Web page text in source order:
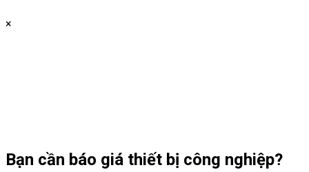
×
Bạn cần báo giá thiết bị công nghiệp?